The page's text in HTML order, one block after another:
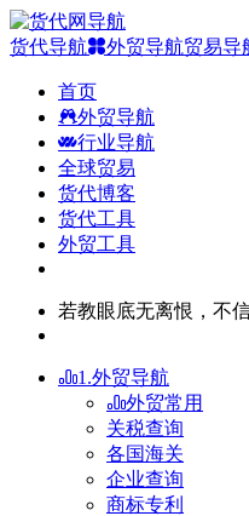
货代导航 外贸导航贸易导
首页
外贸导航
行业导航
全球贸易
货代博客
货代工具
外贸工具
若教眼底无离恨，不
1.外贸导航
外贸常用
关税查询
各国海关
企业查询
商标专利